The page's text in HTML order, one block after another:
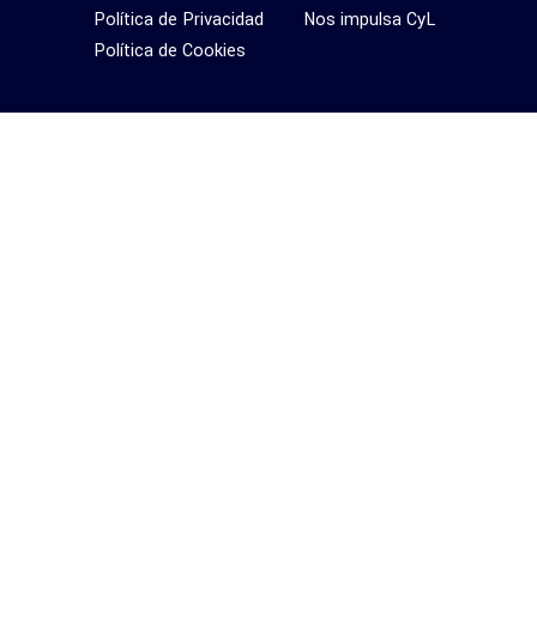
Nos impulsa CyL
Política de Privacidad
Política de Cookies